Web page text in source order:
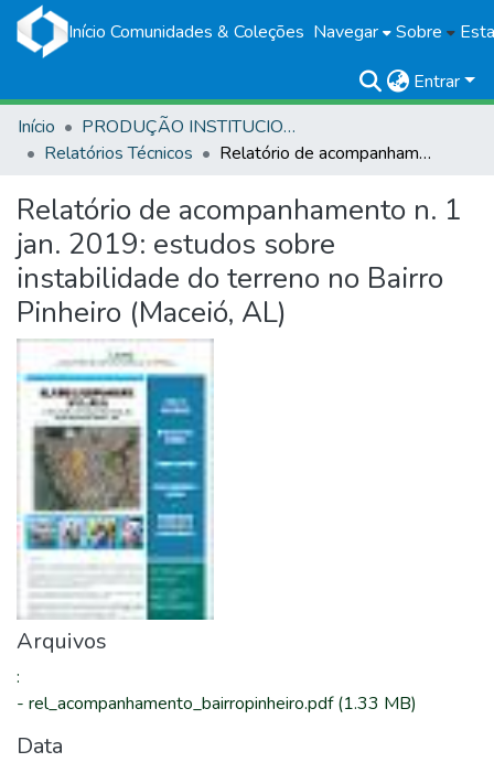
Início Comunidades & Coleções Navegar Sobre
Entrar
Início
PRODUÇÃO INSTITUCIONAL
Relatórios Técnicos
Relatório de acompanhamento n. 1 jan. 2019: estudos sobre instabilidade do terreno no Bairro Pinheiro (Maceió, AL)
Relatório de acompanhamento n. 1
jan. 2019: estudos sobre
instabilidade do terreno no Bairro
Pinheiro (Maceió, AL)
Arquivos
:
- rel_acompanhamento_bairropinheiro.pdf(1.33 MB)
Data